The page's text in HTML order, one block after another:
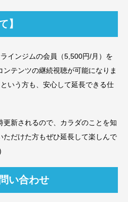
】
インジムの会員（5,500円/月）を
テンツの継続視聴が可能になりま
いう方も、安心して延長できる仕
更新されるので、カラダのことを知
ただけた方もぜひ延長して楽しんで
い合わせ